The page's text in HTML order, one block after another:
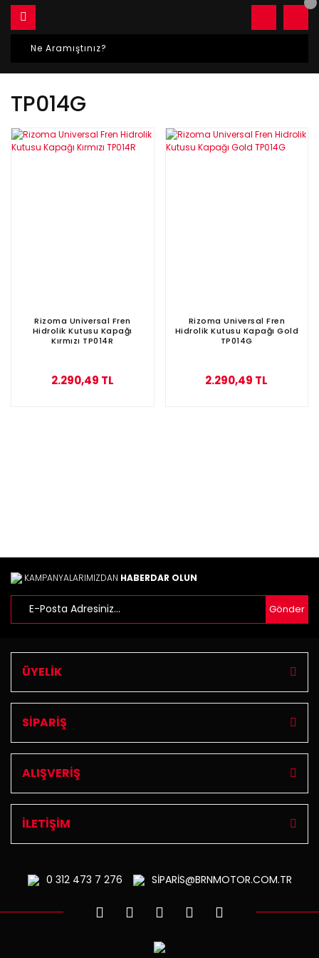
TP014G
Rizoma Universal Fren
Hidrolik Kutusu Kapağı
Kırmızı TP014R
2.290,49 TL
Rizoma Universal Fren
Hidrolik Kutusu Kapağı Gold
TP014G
2.290,49 TL
KAMPANYALARIMIZDAN HABERDAR OLUN
Gönder
ÜYELİK
SİPARİŞ
ALIŞVERİŞ
İLETİŞİM
0 312473 7 276 SİPARİS@BRNMOTOR.COM.TR